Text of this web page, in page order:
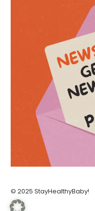
© 2025 StayHealthyBaby!